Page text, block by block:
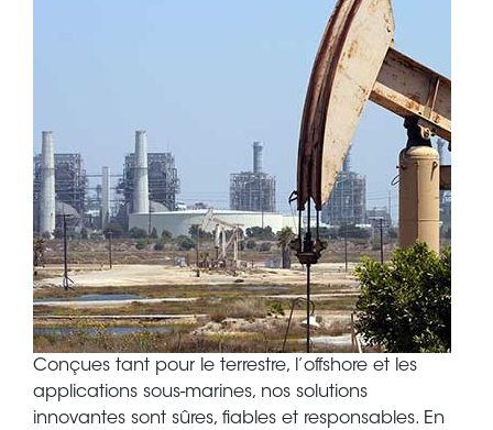
Body
Conçues tant pour le terrestre, l’offshore et les
applications sous-marines, nos solutions
innovantes sont sûres, fiables et responsables. En